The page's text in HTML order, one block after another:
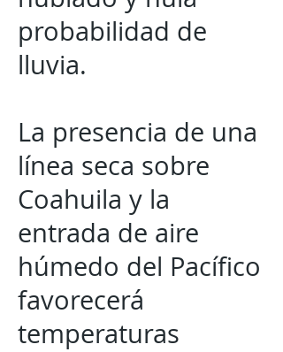
probabilidad de
lluvia.
La presencia de una
línea seca sobre
Coahuila y la
entrada de aire
húmedo del Pacífico
favorecerá
temperaturas